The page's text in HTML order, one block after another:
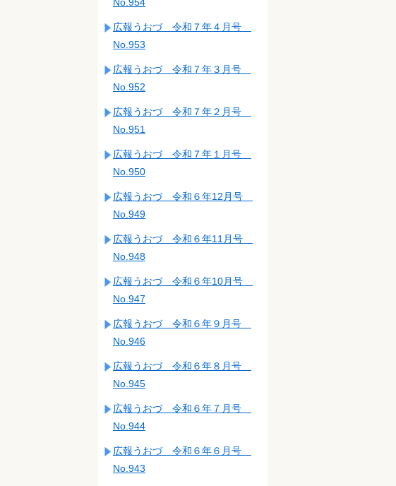
広報うおづ 令和７年４月号
No.953
広報うおづ 令和７年３月号
No.952
広報うおづ 令和７年２月号
No.951
広報うおづ 令和７年１月号
No.950
広報うおづ 令和６年12月号
No.949
広報うおづ 令和６年11月号
No.948
広報うおづ 令和６年10月号
No.947
広報うおづ 令和６年９月号
No.946
広報うおづ 令和６年８月号
No.945
広報うおづ 令和６年７月号
No.944
広報うおづ 令和６年６月号
No.943